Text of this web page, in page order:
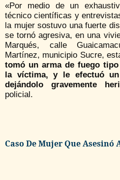
«Por medio de un
técnico científicas y
la mujer sostuvo una fuerte
se tornó agresiva, en una
Marqués, calle
Martínez, municipio Sucre,
tomó un arma de fuego
la víctima, y le efectuó
dejándolo gravemente
policial.
Caso De Mujer Que Asesinó